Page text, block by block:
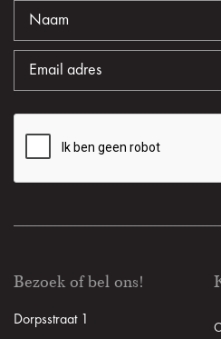
Bezoek of bel ons!
Dorpsstraat 1